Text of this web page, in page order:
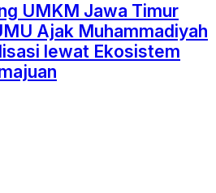
UMKM Jawa Timur
Ajak Muhammadiyah
lewat Ekosistem